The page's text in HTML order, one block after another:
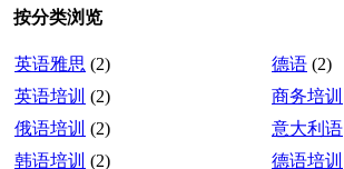
按分类浏览
英语雅思 (2) 德语 (2)
英语培训 (2) 商务培训
俄语培训 (2) 意大利语
韩语培训 (2) 德语培训